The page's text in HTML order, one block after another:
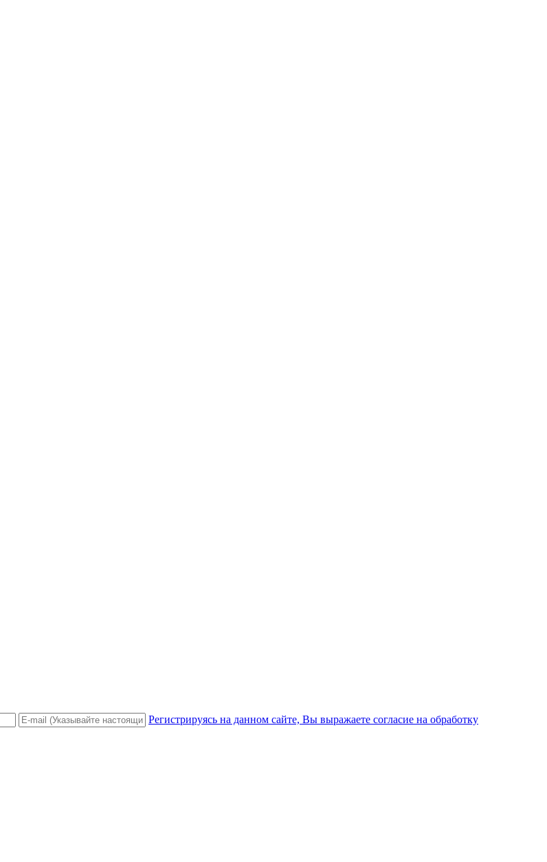
Регистрируясь на данном сайте, Вы выражаете согласие на обработку